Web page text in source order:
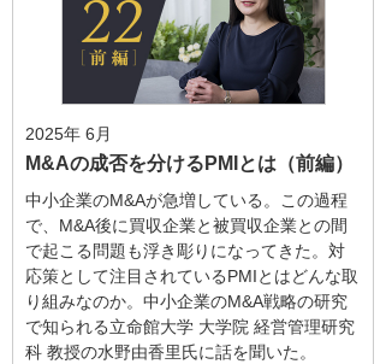
2025年 6月
M&Aの成否を分けるPMIとは（前編）
中小企業のM&Aが急増している。この過程
で、M&A後に買収企業と被買収企業との間
で起こる問題も浮き彫りになってきた。対
応策として注目されているPMIとはどんな取
り組みなのか。中小企業のM&A戦略の研究
で知られる立命館大学 大学院 経営管理研究
科 教授の水野由香里氏に話を聞いた。